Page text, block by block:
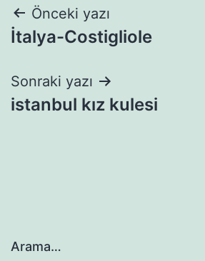
Yazı
gezinmesi
Önceki yazı
İtalya-Costigliole
Sonraki yazı
istanbul kız kulesi
Arama…